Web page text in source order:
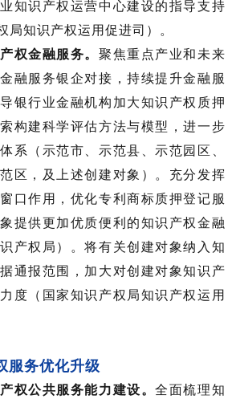
知识产权运营中心建设的指导支持
局知识产权运用促进司） 。
权金融服务。 聚焦重点产业和未来
融服务银企对接，持续提升金融服
银行业金融机构加大知识产权质押
构建科学评估方法与模型，进一步
系（示范市、示范县、示范园区、
区，及上述创建对象 ）。充分发挥
口作用，优化专利商标质押登记服
提供更加优质便利的知识产权金融
产权局）。将有关创建对象纳入知
通报范围，加大对创建对象知识产
度（ 国家知识产权局知识产权运用
服务优化升级
权公共服务能力建设。全面梳理知